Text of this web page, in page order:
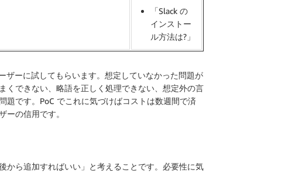
「Slack の
インストー
ル方法は?」
ザーに試してもらいます。想定していなかった問題が
くできない、略語を正しく処理できない、想定外の言
題です。PoC でこれに気づけばコストは数週間で済
ーの信用です。
から追加すればいい」と考えることです。必要性に気